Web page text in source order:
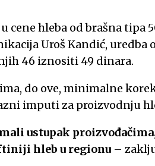
cene hleba od brašna
Uroš Kandić, uredba
46 iznositi 49 dinara.
do ove, minimalne
imputi za proizvodnju
ustupak
hleb u regionu –